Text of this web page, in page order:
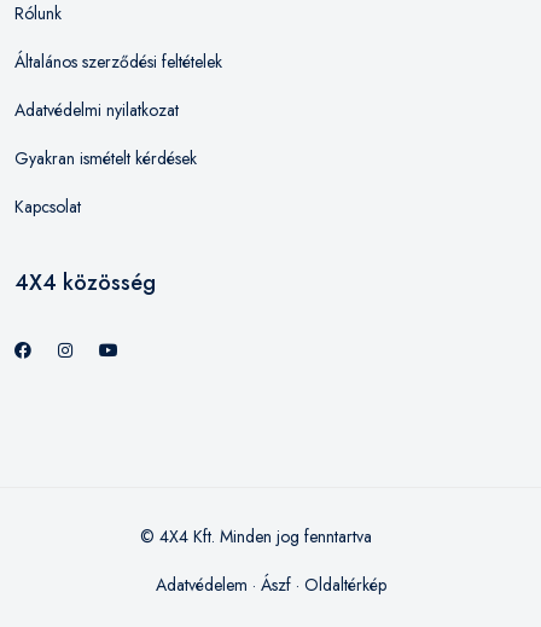
Rólunk
Általános szerződési feltételek
Adatvédelmi nyilatkozat
Gyakran ismételt kérdések
Kapcsolat
4X4 közösség
© 4X4 Kft. Minden jog fenntartva
Adatvédelem · Ászf· Oldaltérkép